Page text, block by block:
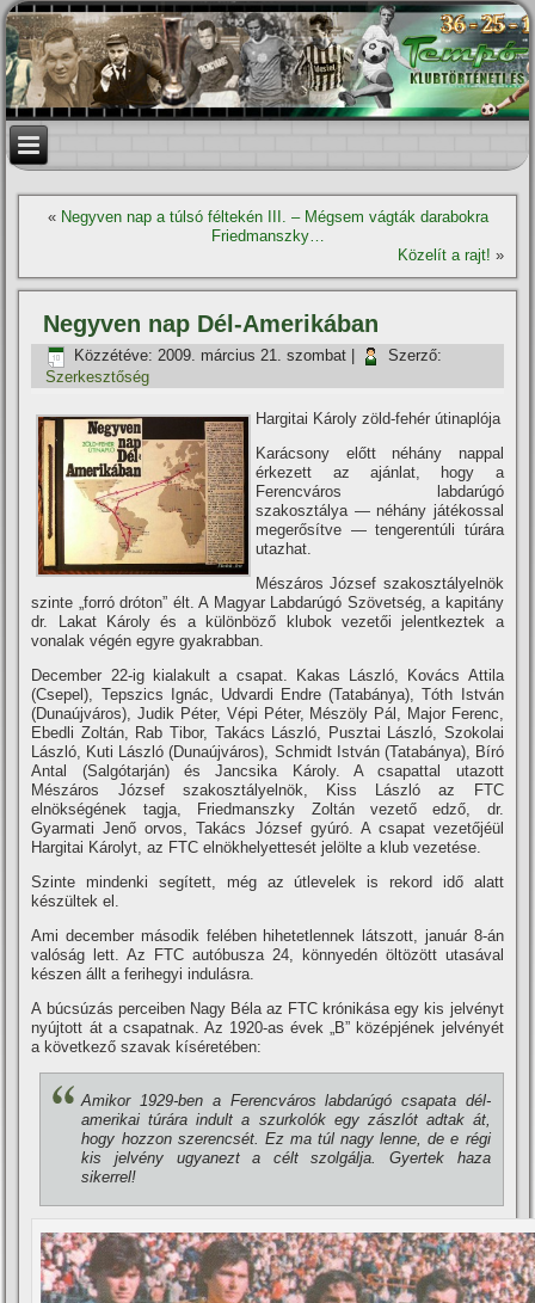
« Negyven nap a túlsó féltekén III. – Mégsem vágták darabokra
Friedmanszky…
Közelí­t a rajt! »
Negyven nap Dél-Amerikában
Közzétéve: 2009. március 21. szombat
Szerző:
Szerkesztőség
Hargitai Károly zöld-fehér útinaplója
Karácsony előtt néhány nappal
érkezett az ajánlat, hogy a
Ferencváros labdarúgó
szakosztálya — néhány játékossal
megerősí­tve — tengerentúli túrára
utazhat.
Mészáros József szakosztályelnök
szinte „forró dróton” élt. A Magyar Labdarúgó Szövetség, a kapitány
dr. Lakat Károly és a különböző klubok vezetői jelentkeztek a
vonalak végén egyre gyakrabban.
December 22-ig kialakult a csapat. Kakas László, Kovács Attila
(Csepel), Tepszics Ignác, Udvardi Endre (Tatabánya), Tóth István
(Dunaújváros), Judik Péter, Vépi Péter, Mészöly Pál, Major Ferenc,
Ebedli Zoltán, Rab Tibor, Takács László, Pusztai László, Szokolai
László, Kuti László (Dunaújváros), Schmidt István (Tatabánya), Bí­ró
Antal (Salgótarján) és Jancsika Károly. A csapattal utazott
Mészáros József szakosztályelnök, Kiss László az FTC
elnökségének tagja, Friedmanszky Zoltán vezető edző, dr.
Gyarmati Jenő orvos, Takács József gyúró. A csapat vezetőjéül
Hargitai Károlyt, az FTC elnökhelyettesét jelölte a klub vezetése.
Szinte mindenki segí­tett, még az útlevelek is rekord idő alatt
készültek el.
Ami december második felében hihetetlennek látszott, január 8-án
valóság lett. Az FTC autóbusza 24, könnyedén öltözött utasával
készen állt a ferihegyi indulásra.
A búcsúzás perceiben Nagy Béla az FTC krónikása egy kis jelvényt
nyújtott át a csapatnak. Az 1920-as évek „B” középjének jelvényét
a következő szavak kí­séretében:
Amikor 1929-ben a Ferencváros labdarúgó csapata dél-
amerikai túrára indult a szurkolók egy zászlót adtak át,
hogy hozzon szerencsét. Ez ma túl nagy lenne, de e régi
kis jelvény ugyanezt a célt szolgálja. Gyertek haza
sikerrel!